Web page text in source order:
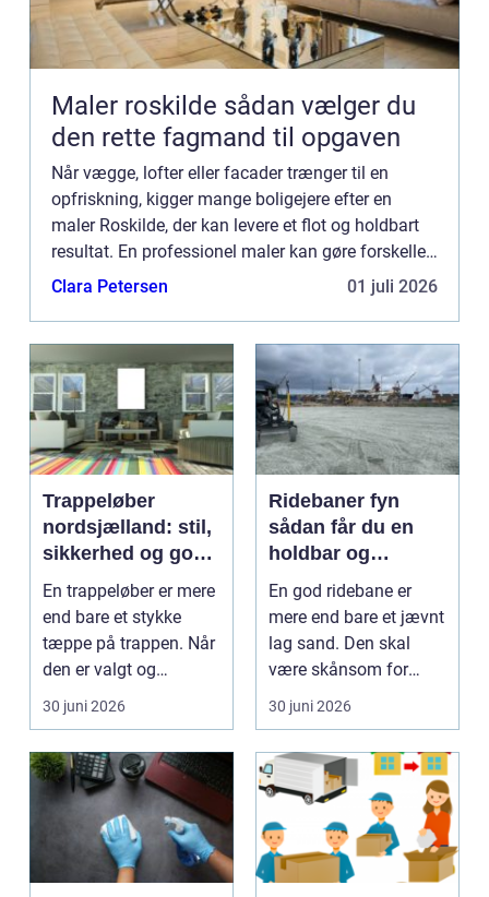
Maler roskilde sådan vælger du
den rette fagmand til opgaven
Når vægge, lofter eller facader trænger til en
opfriskning, kigger mange boligejere efter en
maler Roskilde, der kan levere et flot og holdbart
resultat. En professionel maler kan gøre forskellen
mellem en hurtig løsning, der skal laves om efter
Clara Petersen 01 juli 2026
Trappeløber
nordsjælland: stil,
sikkerhed og god
akustik i hjemmet
En trappeløber er mere
end bare et stykke
tæppe på trappen. Når
den er valgt og
monteret rigtigt, gi...
30 juni 2026
Ridebaner fyn
sådan får du en
holdbar og
velfungerende
ridebane
En god ridebane er
mere end bare et jævnt
lag sand. Den skal
være skånsom for
heste, fungere året ru...
30 juni 2026